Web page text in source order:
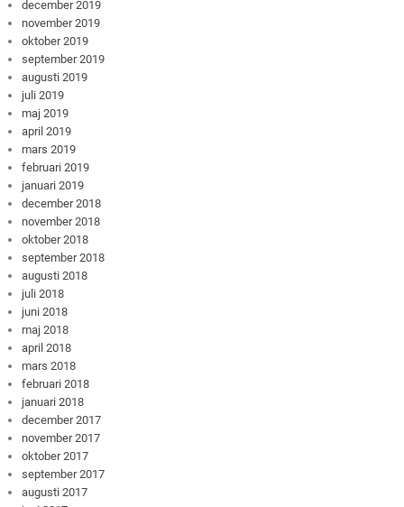
december 2019
november 2019
oktober 2019
september 2019
augusti 2019
juli 2019
maj 2019
april 2019
mars 2019
februari 2019
januari 2019
december 2018
november 2018
oktober 2018
september 2018
augusti 2018
juli 2018
juni 2018
maj 2018
april 2018
mars 2018
februari 2018
januari 2018
december 2017
november 2017
oktober 2017
september 2017
augusti 2017